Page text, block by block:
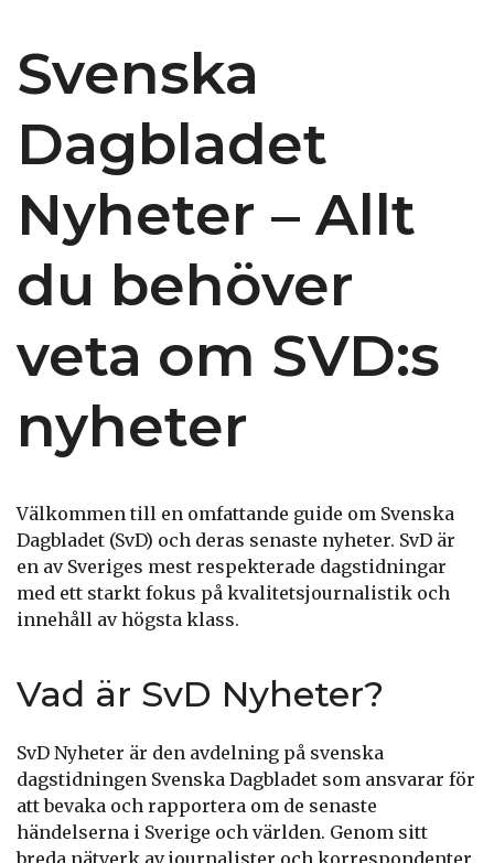
Svenska
Dagbladet
Nyheter – Allt
du behöver
veta om SVD:s
nyheter
Välkommen till en omfattande guide om Svenska
Dagbladet (SvD) och deras senaste nyheter. SvD är
en av Sveriges mest respekterade dagstidningar
med ett starkt fokus på kvalitetsjournalistik och
innehåll av högsta klass.
Vad är SvD Nyheter?
SvD Nyheter är den avdelning på svenska
dagstidningen Svenska Dagbladet som ansvarar för
att bevaka och rapportera om de senaste
händelserna i Sverige och världen. Genom sitt
breda nätverk av journalister och korrespondenter